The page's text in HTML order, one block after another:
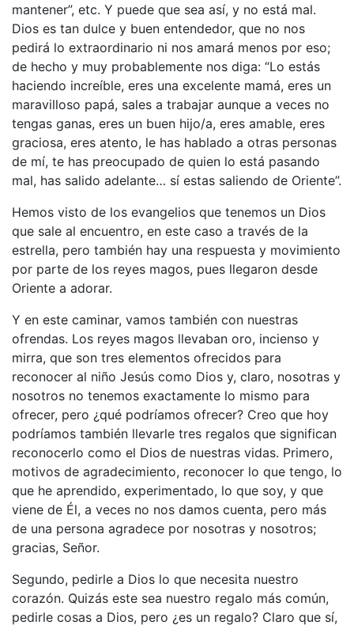
mantener”, etc. Y puede que sea así, y no está mal.
Dios es tan dulce y buen entendedor, que no nos
pedirá lo extraordinario ni nos amará menos por eso;
de hecho y muy probablemente nos diga: “Lo estás
haciendo increíble, eres una excelente mamá, eres un
maravilloso papá, sales a trabajar aunque a veces no
tengas ganas, eres un buen hijo/a, eres amable, eres
graciosa, eres atento, le has hablado a otras personas
de mí, te has preocupado de quien lo está pasando
mal, has salido adelante… sí estas saliendo de Oriente”.
Hemos visto de los evangelios que tenemos un Dios
que sale al encuentro, en este caso a través de la
estrella, pero también hay una respuesta y movimiento
por parte de los reyes magos, pues llegaron desde
Oriente a adorar.
Y en este caminar, vamos también con nuestras
ofrendas. Los reyes magos llevaban oro, incienso y
mirra, que son tres elementos ofrecidos para
reconocer al niño Jesús como Dios y, claro, nosotras y
nosotros no tenemos exactamente lo mismo para
ofrecer, pero ¿qué podríamos ofrecer? Creo que hoy
podríamos también llevarle tres regalos que significan
reconocerlo como el Dios de nuestras vidas. Primero,
motivos de agradecimiento, reconocer lo que tengo, lo
que he aprendido, experimentado, lo que soy, y que
viene de Él, a veces no nos damos cuenta, pero más
de una persona agradece por nosotras y nosotros;
gracias, Señor.
Segundo, pedirle a Dios lo que necesita nuestro
corazón. Quizás este sea nuestro regalo más común,
pedirle cosas a Dios, pero ¿es un regalo? Claro que sí,